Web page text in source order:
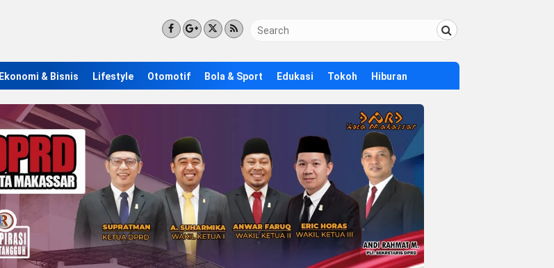
Ekonomi & Bisnis Lifestyle Otomotif Bola & Sport Edukasi Tokoh Hiburan